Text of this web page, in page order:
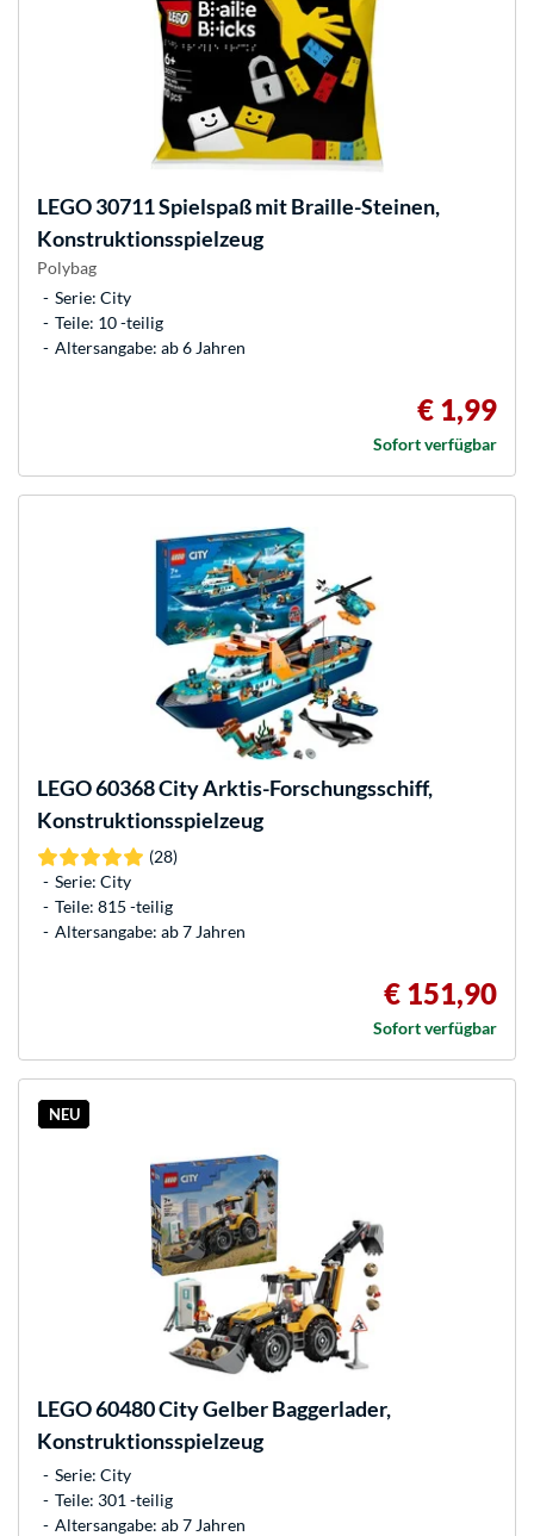
LEGO30711 Spielspaß mit Braille-Steinen,
Konstruktionsspielzeug
Polybag
Serie: City
Teile: 10 -teilig
Altersangabe: ab 6 Jahren
€ 1,99
Sofort verfügbar
LEGO60368 City Arktis-Forschungsschiff,
Konstruktionsspielzeug
(28)
Serie: City
Teile: 815 -teilig
Altersangabe: ab 7 Jahren
€ 151,90
Sofort verfügbar
NEU
LEGO60480 City Gelber Baggerlader,
Konstruktionsspielzeug
Serie: City
Teile: 301 -teilig
Altersangabe: ab 7 Jahren